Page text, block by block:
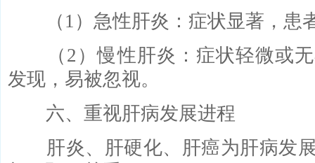
（1）急性肝炎：症状显著，患
（2）慢性肝炎：症状轻微或无
发现，易被忽视。
六、重视肝病发展进程
肝炎、肝硬化、肝癌为肝病发展